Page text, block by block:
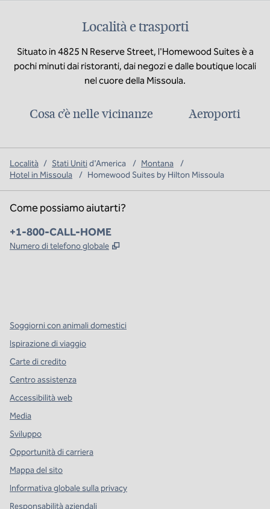
Località e trasporti
Situato in 4825 N Reserve Street, l'Homewood Suites è a
pochi minuti dai ristoranti, dai negozi e dalle boutique locali
nel cuore della Missoula.
Cosa c’è nelle vicinanze Aeroporti
Località / Stati Uniti d'America / Montana
/
Hotel in Missoula
/ Homewood Suites by Hilton Missoula
Come possiamo aiutarti?
Telefono:
+1-800-CALL-HOME
Numero di telefono globale ,
Soggiorni con animali domestici
Ispirazione di viaggio
Carte di credito
Centro assistenza
Accessibilità web
Media
Sviluppo
Opportunità di carriera
Mappa del sito
Informativa globale sulla privacy
Responsabilità aziendali